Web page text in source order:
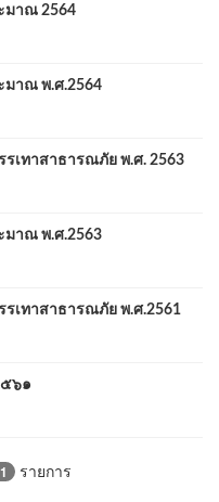
มาณ 2564
มาณ พ.ศ.2564
เทาสาธารณภัย พ.ศ. 2563
มาณ พ.ศ.2563
เทาสาธารณภัย พ.ศ.2561
๖๑
รายการ